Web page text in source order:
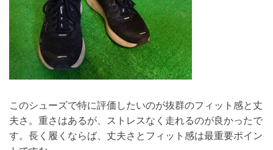
このシューズで特に評価したいのが抜群のフィット感と丈
夫さ。重さはあるが、ストレスなく走れるのが良かったで
す。長く履くならば、丈夫さとフィット感は最重要ポイン